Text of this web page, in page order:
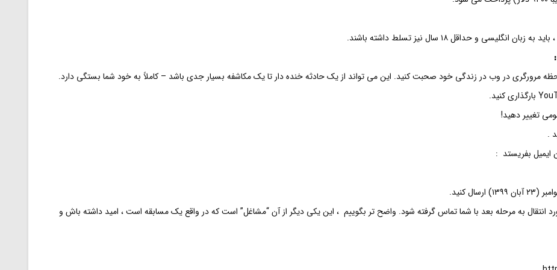
و حداقل ۱۸ سال نیز تسلط داشته باشند.
تغییر دهید!
.
ایمیل بفریستد :
انتقال به مرحله بعد با شما تماس گرفته شود. واضح تر بگوییم ، این یکی دیگر از آن “مشاغل” است که در واقع یک مسابقه است ، امید داشته باش و